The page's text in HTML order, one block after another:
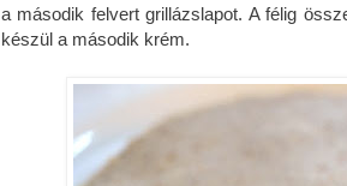
a második felvert grillázslapot. A félig
készül a második krém.